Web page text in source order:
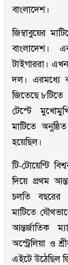
বাংলাদেশ।
জিম্বাবুয়ের
বাংলাদেশ।
টাইগাররা।
দল। এরমধ্যে
জিতেছে ৮টিতে
টেস্টে
মাটিতে
হয়েছিল।
টি-টোয়েন্টি
দিয়ে প্রথম
চলতি বছরের
মাটিতে
আন্তর্জাতিক
অস্ট্রেলিয়া ও
এইটে উঠেছিল